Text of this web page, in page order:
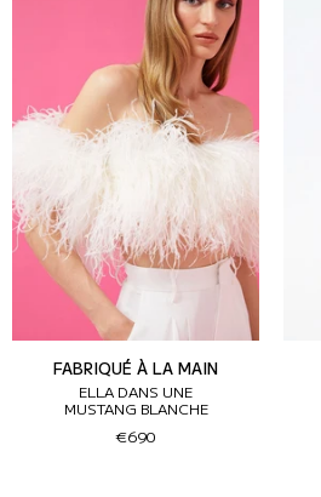
FABRIQUÉ À LA MAIN
ELLA DANS UNE
MUSTANG BLANCHE
€690